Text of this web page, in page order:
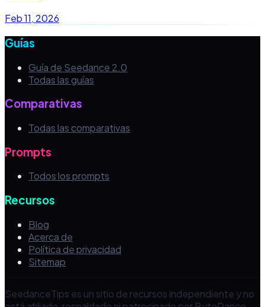
Feb 11, 2026
Guías
Guía de Seedance 2.0
Todas las guías
Comparativas
Todas las comparativas
Prompts
Todos los prompts
Recursos
Blog
Acerca de
Política de privacidad
Sitemap
SeedanceTips es un sitio de recursos independiente y no